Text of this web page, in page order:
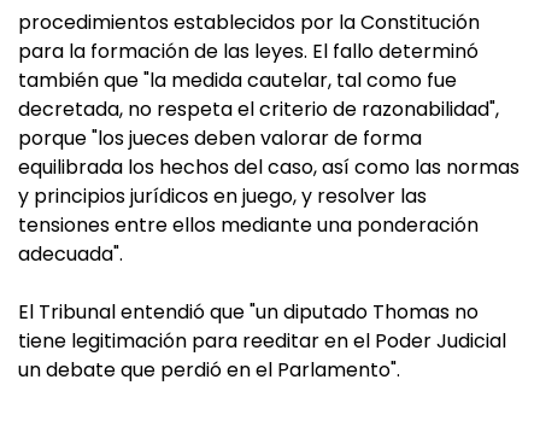
procedimientos establecidos por la Constitución
para la formación de las leyes. El fallo determinó
también que "la medida cautelar, tal como fue
decretada, no respeta el criterio de razonabilidad",
porque "los jueces deben valorar de forma
equilibrada los hechos del caso, así como las normas
y principios jurídicos en juego, y resolver las
tensiones entre ellos mediante una ponderación
adecuada".
El Tribunal entendió que "un diputado Thomas no
tiene legitimación para reeditar en el Poder Judicial
un debate que perdió en el Parlamento".